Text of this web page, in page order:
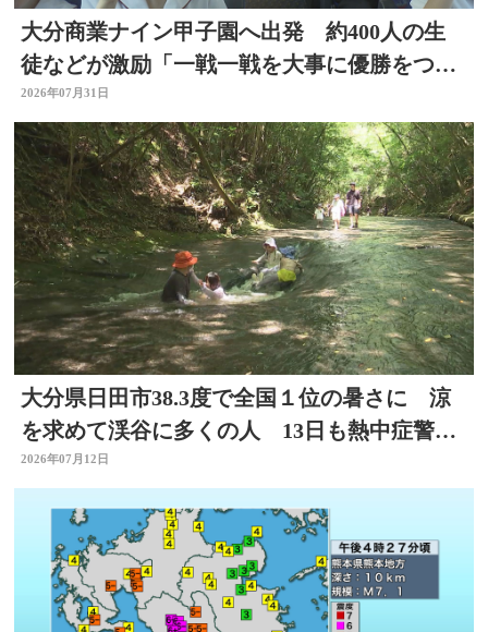
大分商業ナイン甲子園へ出発 約400人の生
徒などが激励「一戦一戦を大事に優勝をつか
み取って」
2026年07月31日
大分県日田市38.3度で全国１位の暑さに 涼
を求めて渓谷に多くの人 13日も熱中症警戒
アラート発表
2026年07月12日